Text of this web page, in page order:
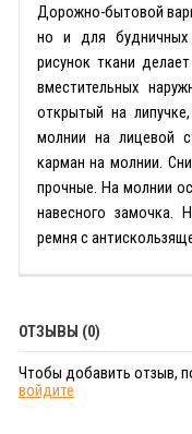
Дорожно-бытовой
но и для будничных
рисунок ткани
вместительных
открытый на
молнии на лицевой
карман на молнии.
прочные. На молнии
навесного замочка.
ремня с
ОТЗЫВЫ (0)
Чтобы добавить отзыв,
войдите